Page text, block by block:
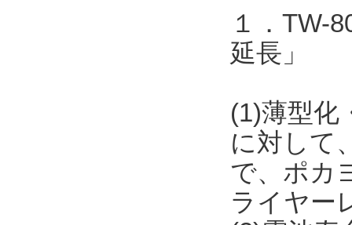
１．TW-
延長」
(1)薄型化
に対して
で、ポカ
ライヤー